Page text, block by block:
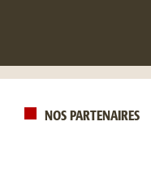
NOS PARTENAIRES